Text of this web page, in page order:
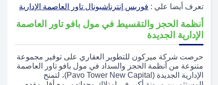
تعرف أيضا علي : فوربس إنترناشيونال تاور العاصمة الإدارية
أنظمة الحجز والتقسيط في مول بافو تاور العاصمة
الإدارية الجديدة
حرصت شركة ميركون للتطوير العقاري على توفير مجموعة
متنوعة من أنظمة الحجز والسداد في مول بافو تاور العاصمة
الإدارية الجديدة (Pavo Tower New Capital)، لتمنح